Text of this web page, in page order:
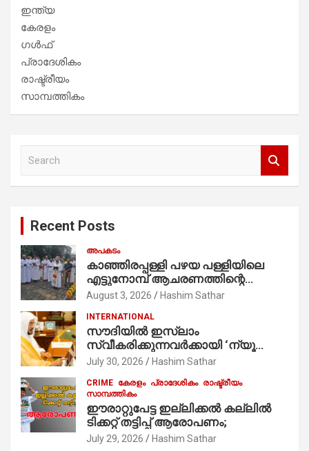
ഇന്ത്യ
കേരളം
ഗൾഫ്
പ്രാദേശികം
രാഷ്ട്രീയം
സാമ്പത്തികം
Recent Posts
അപകടം
കാഞ്ഞിരപ്പള്ളി പഴയ പള്ളിയിലെ
എട്ടുനോമ്പ് ആചരണത്തിന്റെ
ഭാഗമായുള്ള പന്തലിന്റെ കാൽനാട്ട്
കുര്യൻ താമരശ്ശേരി
നിർവഹിക്കുന്നു.
August 3, 2026 Hashim Sathar
INTERNATIONAL
സൗദിയില്‍ ഇസ്‌ലാം
സ്വീകരിക്കുന്നവര്‍ക്കായി ‘ന്യൂ
മുസ്ലിം’ ഡിജിറ്റല്‍ കാര്‍ഡ് സേവനം
July 30, 2026 Hashim Sathar
CRIME കേരളം പ്രാദേശികം രാഷ്ട്രീയം
സാമ്പത്തികം
ഈരാറ്റുപേട്ട ഇല്ലിക്കൽ കല്ലിൽ
ടിക്കറ്റ് തട്ടിപ്പ് ആരോപണം;
July 29, 2026 Hashim Sathar